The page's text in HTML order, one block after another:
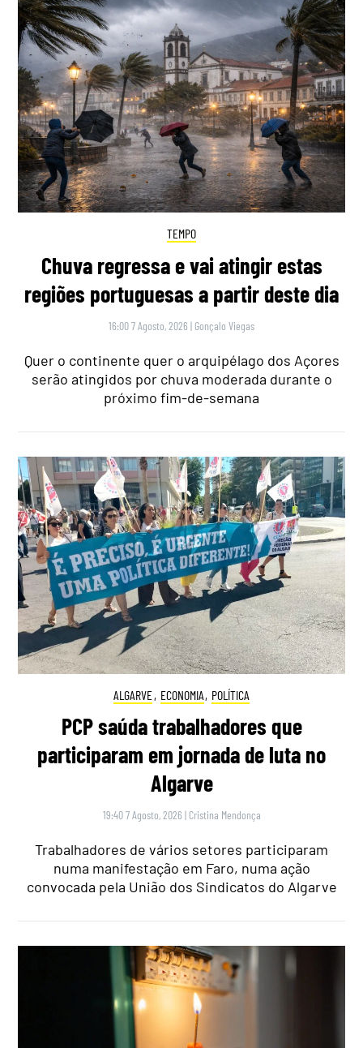
TEMPO
Chuva regressa e vai atingir estas
regiões portuguesas a partir deste dia
16:00 7 Agosto, 2026 | Gonçalo Viegas
Quer o continente quer o arquipélago dos Açores
serão atingidos por chuva moderada durante o
próximo fim-de-semana
ALGARVE, ECONOMIA, POLÍTICA
PCP saúda trabalhadores que
participaram em jornada de luta no
Algarve
19:40 7 Agosto, 2026 | Cristina Mendonça
Trabalhadores de vários setores participaram
numa manifestação em Faro, numa ação
convocada pela União dos Sindicatos do Algarve